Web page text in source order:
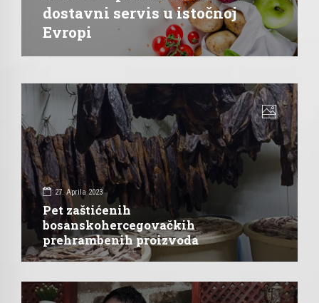
dostavni servis u istočnoj
Evropi
27. Aprila 2023
Pet zaštićenih
bosanskohercegovačkih
prehrambenih proizvoda